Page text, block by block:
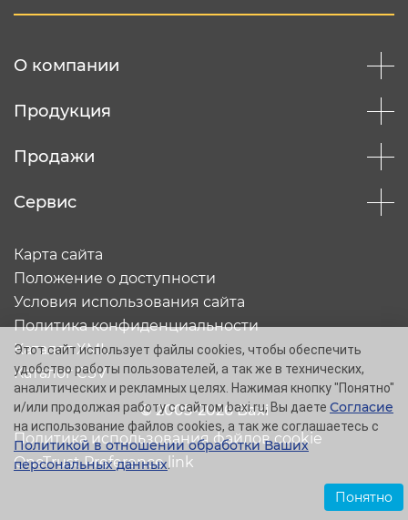
О компании
Продукция
Продажи
Сервис
© 2005-2026 Baxi
Карта сайта
Положение о доступности
Условия использования сайта
Политика конфиденциальности
Каталог XML
Каталог CSV
Политика использования файлов cookie
OneTrust Preference link
Этот сайт использует файлы cookies, чтобы обеспечить
удобство работы пользователей, а так же в технических,
аналитических и рекламных целях. Нажимая кнопку "Понятно"
и/или продолжая работу с сайтом baxi.ru, Вы даете Согласие
на использование файлов cookies, а так же соглашаетесь с
Политикой в отношении обработки Ваших
персональных данных.
Понятно